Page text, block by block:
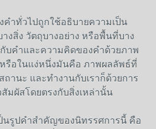
คำทั่วไปถูกใช้อธิบายความเป็น
างสิ่ง วัตถุบางอย่าง หรือพื้นที่บาง
บคำและความคิดของคำด้วยภาพ
รือในแง่หนึ่งมันคือ ภาพผลลัพธ์ที่
านะ และทำงานกับเราก็ด้วยการ
สัมผัสโดยตรงกับสิ่งเหล่านั้น
นรูปคำสำคัญของนิทรรศการนี้ คือ